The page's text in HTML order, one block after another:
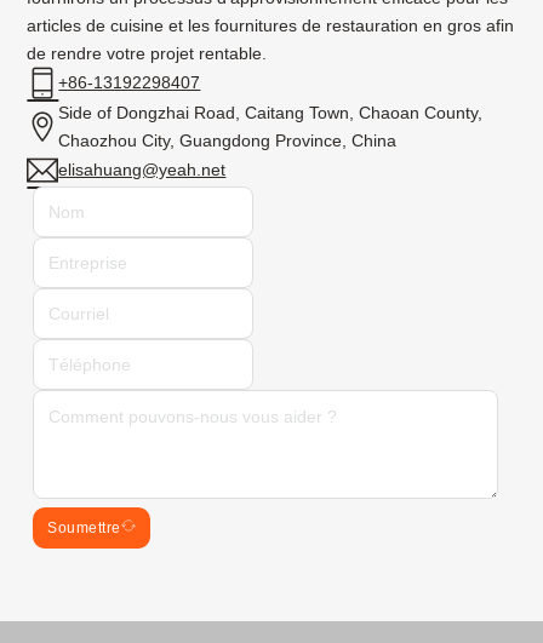
articles de cuisine et les fournitures de restauration en gros afin
de rendre votre projet rentable.
+86-13192298407
Side of Dongzhai Road, Caitang Town, Chaoan County,
Chaozhou City, Guangdong Province, China
elisahuang@yeah.net
Soumettre